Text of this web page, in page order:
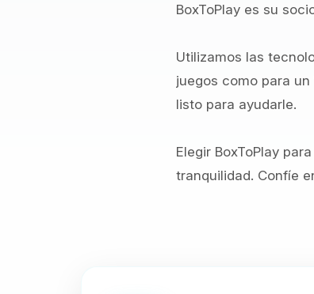
BoxToPlay es su
Utilizamos las
juegos como para
listo para ayudarle.
Elegir BoxToPlay
tranquilidad. Confíe